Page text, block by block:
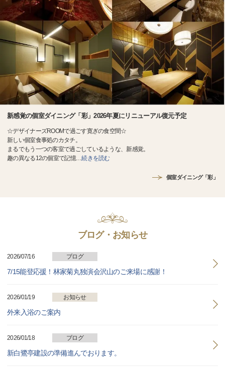
新感覚の個室ダイニング「彩」2026年夏にリニューアル復元予定
☆デザイナーズROOMで過ごす寛ぎの食空間☆
新しい個室食事処のカタチ。
まるでもう一つの客室で過ごしているような、新感覚。
趣の異なる12の個室で記憶…続きを読む
個室ダイニング「彩」
ブログ・お知らせ
2026/07/16 ブログ
7/15能登応援！林家菊丸独演会沢山のご来場に感謝！
2026/01/19 お知らせ
外来入浴のご案内
2026/01/18 ブログ
新白鷺亭建設の準備進んでおります。